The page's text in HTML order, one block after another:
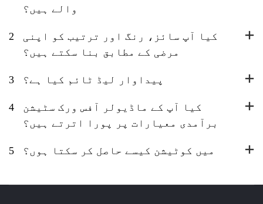
والے ہیں؟
2
کیا آپ سائز، رنگ اور ترتیب کو اپنی
مرضی کے مطابق بنا سکتے ہیں؟
3 پیداوار لیڈ ٹائم کیا ہے؟
4
کیا آپ کے ماڈیولر آفس ورک سٹیشن
برآمدی معیارات پر پورا اترتے ہیں؟
5 میں کوٹیشن کیسے حاصل کر سکتا ہوں؟